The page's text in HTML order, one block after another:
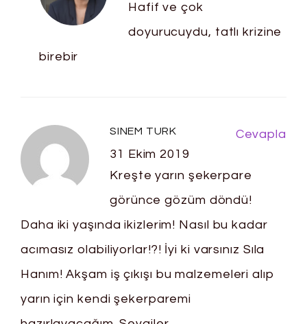
Hafif ve çok
doyurucuydu, tatlı krizine
birebir
SINEM TURK
31 Ekim 2019
Kreşte yarın şekerpare
görünce gözüm döndü!
Daha iki yaşında ikizlerim! Nasıl bu kadar
acımasız olabiliyorlar!?! İyi ki varsınız Sıla
Hanım! Akşam iş çıkışı bu malzemeleri alıp
yarın için kendi şekerparemi
Cevapla